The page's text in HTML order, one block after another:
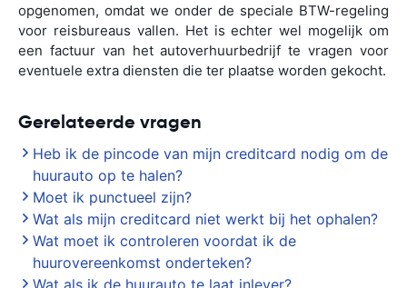
opgenomen, omdat we onder de speciale BTW-regeling
voor reisbureaus vallen. Het is echter wel mogelijk om
een factuur van het autoverhuurbedrijf te vragen voor
eventuele extra diensten die ter plaatse worden gekocht.
Gerelateerde vragen
Heb ik de pincode van mijn creditcard nodig om de
huurauto op te halen?
Moet ik punctueel zijn?
Wat als mijn creditcard niet werkt bij het ophalen?
Wat moet ik controleren voordat ik de
huurovereenkomst onderteken?
Wat als ik de huurauto te laat inlever?